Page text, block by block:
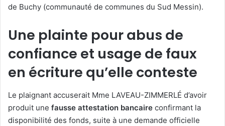
de Buchy (communauté de communes du Sud Messin).
Une plainte pour abus de
confiance et usage de faux
en écriture qu’elle conteste
Le plaignant accuserait Mme LAVEAU-ZIMMERLÉ d’avoir
produit une fausse attestation bancaire confirmant la
disponibilité des fonds, suite à une demande officielle